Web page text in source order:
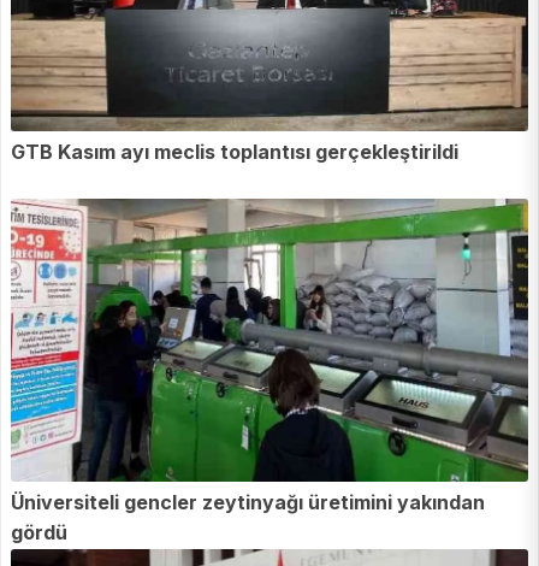
GTB Kasım ayı meclis toplantısı gerçekleştirildi
Üniversiteli gencler zeytinyağı üretimini yakından
gördü